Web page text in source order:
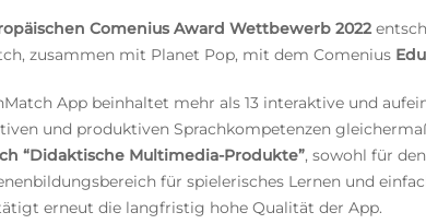
Comenius Award Wettbewerb 2022
zusammen mit Planet Pop, mit dem Comenius
App beinhaltet mehr als 13 interaktive und
und produktiven Sprachkompetenzen
“Didaktische Multimedia-Produkte”, sowohl für
für spielerisches Lernen und
erneut die langfristig hohe Qualität der App.